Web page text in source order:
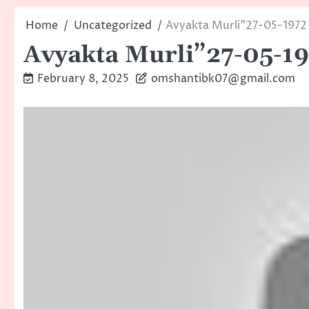
Home Uncategorized Avyakta Murli”27-05-1972
Avyakta Murli”27-05-
February 8, 2025 omshantibk07@gmail.com